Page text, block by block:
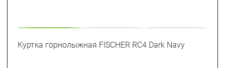
Куртка горнолыжная FISCHER RC4 Dark Navy